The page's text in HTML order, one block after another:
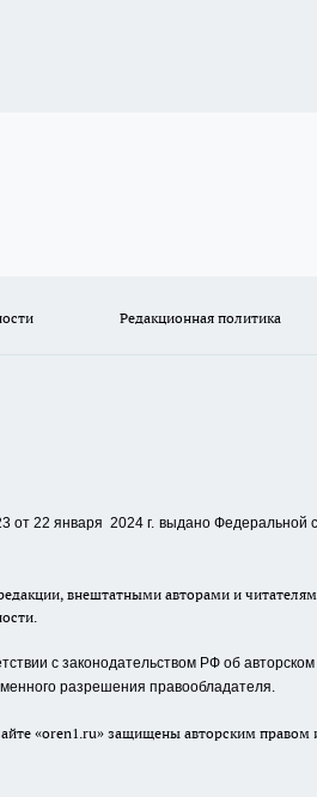
Редакционная политика
от 22 января 2024 г. выдано Федеральной
внештатными авторами и
с законодательством РФ об
разрешения правообладателя.
«oren1.ru» защищены авторским правом